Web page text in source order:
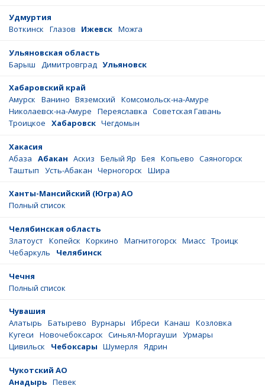
Удмуртия
Воткинск
Глазов Ижевск Можга
Ульяновская область
Барыш
Димитровград Ульяновск
Хабаровский край
Амурск
Ванино Вяземский
Комсомольск-на-Амуре
Николаевск-на-Амуре
Переяславка Советская Гавань
Троицкое
Хабаровск Чегдомын
Хакасия
Абаза
Абакан Аскиз Белый Яр Бея Копьево Саяногорск
Таштып
Усть-Абакан Черногорск Шира
Ханты-Мансийский (Югра) АО
Полный список
Челябинская область
Златоуст Копейск Коркино Магнитогорск Миасс Троицк
Чебаркуль
Челябинск
Чечня
Полный список
Чувашия
Алатырь
Батырево Вурнары Ибреси Канаш
Козловка
Кугеси
Новочебоксарск Синьял-Моргауши
Урмары
Цивильск
Чебоксары Шумерля Ядрин
Чукотский АО
Анадырь Певек